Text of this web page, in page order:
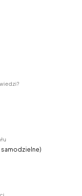
samodzielne)